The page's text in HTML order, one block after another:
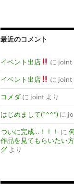
最近のコメント
イベント出店 に joint
イベント出店 に joint
コメダ に joint より
はじめまして(*^^*) に
ついに完成…！！！ に
作品を見てもらいたい
グ より